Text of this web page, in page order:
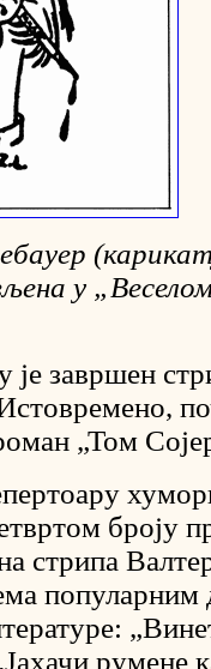
у „
је завршен
„Том
броју
стрипа
популарним
румене